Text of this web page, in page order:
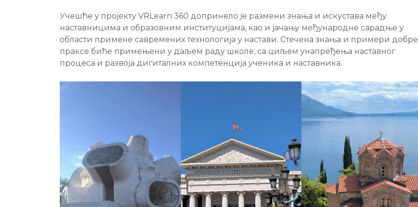
Учешће у пројекту VRLearn 360 допринело је размени знања и искустава међу
наставницима и образовним институцијама, као и јачању међународне сарадње у
области примене савремених технологија у настави. Стечена знања и примери добре
праксе биће примењени у даљем раду школе, са циљем унапређења наставног
процеса и развоја дигиталних компетенција ученика и наставника.